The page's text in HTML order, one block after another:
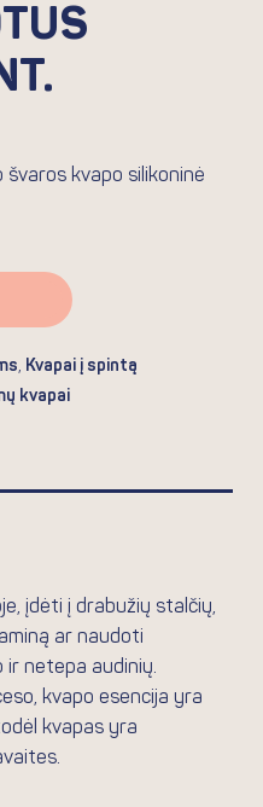
švaros kvapo silikoninė
, Kvapai į spintą
kvapai
įdėti į drabužių stalčių,
ar naudoti
ir netepa audinių.
kvapo esencija yra
kvapas yra